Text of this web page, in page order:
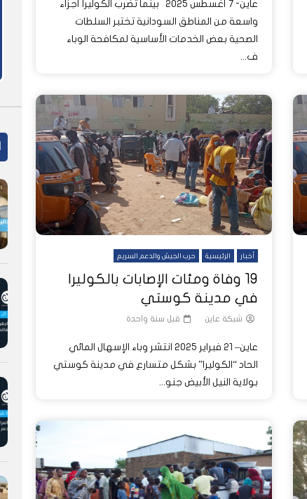
عاين- 7 أغسطس 2025 بينما تضرب الكوليرا أجزاء
واسعة من المناطق السودانية تختبر السلطات
الصحية بعض الخدمات الأساسية لمكافحة الوباء
ف...
أخبار الرئيسية حرب الجيش والدعم السريع
19 وفاة ومئات الإصابات بالكوليرا
في مدينة كوستي
شبكة عاين قبل سنة واحدة
عاين– 21 فبراير 2025 انتشر وباء الإسهال المائي
الحاد “الكوليرا” بشكل متسارع في مدينة كوستي
بولاية النيل الأبيض جنو...